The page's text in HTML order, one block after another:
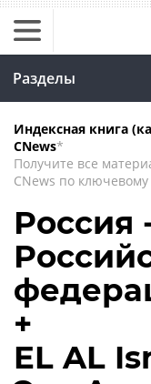
Разделы
Индексная книга
CNews*
Получите все
CNews по ключевому
Россия
+
EL AL